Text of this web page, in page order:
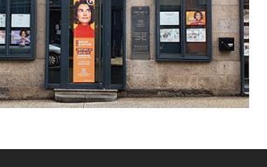
Envoyer un message
Téléphoner à l'agence